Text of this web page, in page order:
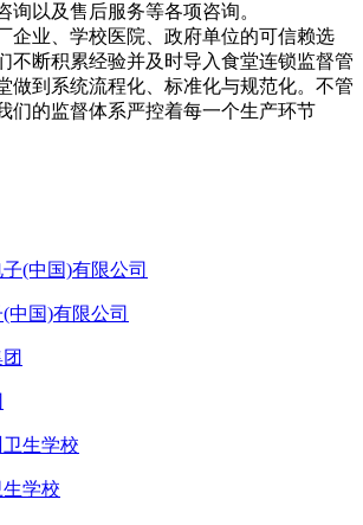
询以及售后服务等各项咨询。
业、学校医院、政府单位的可信赖选
不断积累经验并及时导入食堂连锁监督管
做到系统流程化、标准化与规范化。不管
们的监督体系严控着每一个生产环节
中国)有限公司
学校